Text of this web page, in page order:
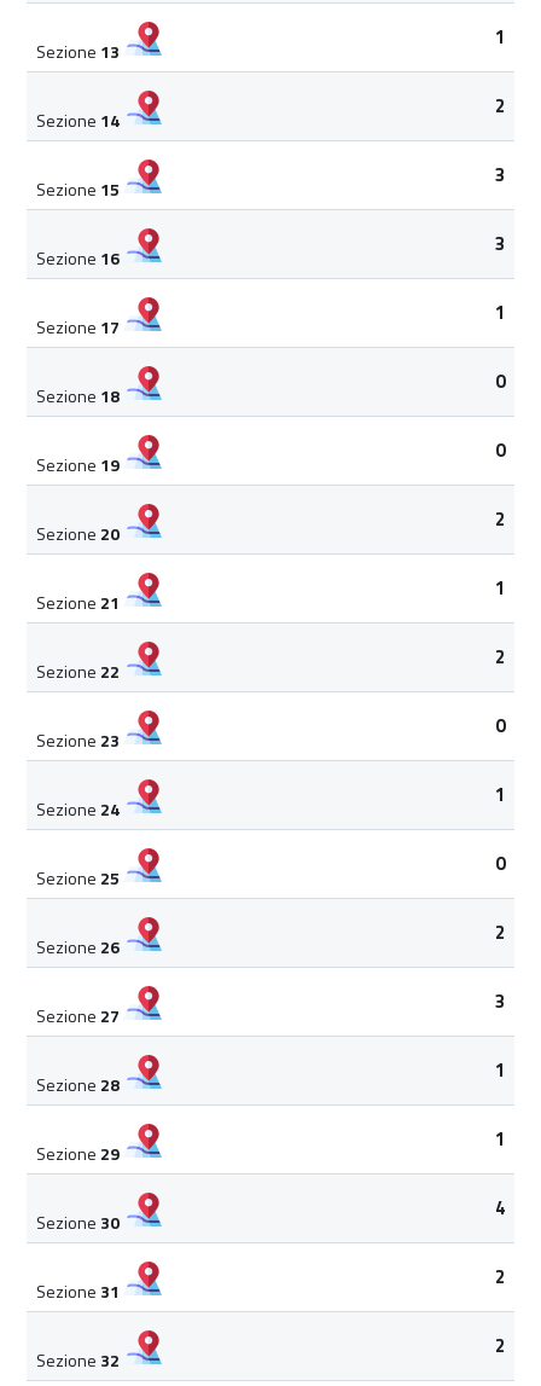
Sezione 13
1
Sezione 14
2
Sezione 15
3
Sezione 16
3
Sezione 17
1
Sezione 18
0
Sezione 19
0
Sezione 20
2
Sezione 21
1
Sezione 22
2
Sezione 23
0
Sezione 24
1
Sezione 25
0
Sezione 26
2
Sezione 27
3
Sezione 28
1
Sezione 29
1
Sezione 30
4
Sezione 31
2
Sezione 32
2